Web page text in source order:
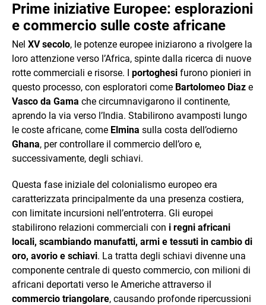
Prime iniziative Europee: esplorazioni
e commercio sulle coste africane
Nel XV secolo, le potenze europee iniziarono a rivolgere la
loro attenzione verso l’Africa, spinte dalla ricerca di nuove
rotte commerciali e risorse. I portoghesi furono pionieri in
questo processo, con esploratori come Bartolomeo Diaz e
Vasco da Gama che circumnavigarono il continente,
aprendo la via verso l’India. Stabilirono avamposti lungo
le coste africane, come Elmina sulla costa dell’odierno
Ghana, per controllare il commercio dell’oro e,
successivamente, degli schiavi.
Questa fase iniziale del colonialismo europeo era
caratterizzata principalmente da una presenza costiera,
con limitate incursioni nell’entroterra. Gli europei
stabilirono relazioni commerciali con i regni africani
locali, scambiando manufatti, armi e tessuti in cambio di
oro, avorio e schiavi. La tratta degli schiavi divenne una
componente centrale di questo commercio, con milioni di
africani deportati verso le Americhe attraverso il
commercio triangolare, causando profonde ripercussioni